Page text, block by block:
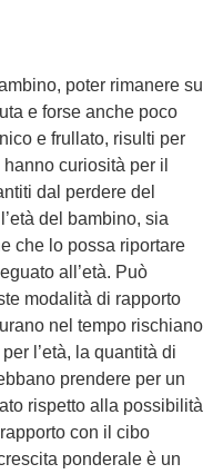
poter rimanere su
e forse anche poco
e frullato, risulti per
curiosità per il
dal perdere del
del bambino, sia
che lo possa riportare
all’età. Può
modalità di rapporto
nel tempo rischiano
l’età, la quantità di
prendere per un
rispetto alla possibilità
con il cibo
ponderale è un